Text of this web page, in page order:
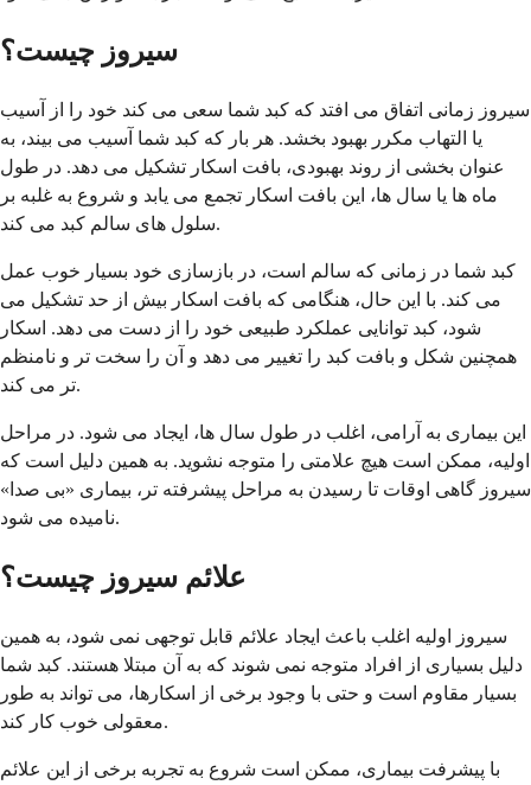
سیروز چیست؟
سیروز زمانی اتفاق می افتد که کبد شما سعی می کند خود را از آسیب
یا التهاب مکرر بهبود بخشد. هر بار که کبد شما آسیب می بیند، به
عنوان بخشی از روند بهبودی، بافت اسکار تشکیل می دهد. در طول
ماه ها یا سال ها، این بافت اسکار تجمع می یابد و شروع به غلبه بر
سلول های سالم کبد می کند.
کبد شما در زمانی که سالم است، در بازسازی خود بسیار خوب عمل
می کند. با این حال، هنگامی که بافت اسکار بیش از حد تشکیل می
شود، کبد توانایی عملکرد طبیعی خود را از دست می دهد. اسکار
همچنین شکل و بافت کبد را تغییر می دهد و آن را سخت تر و نامنظم
تر می کند.
این بیماری به آرامی، اغلب در طول سال ها، ایجاد می شود. در مراحل
اولیه، ممکن است هیچ علامتی را متوجه نشوید. به همین دلیل است که
سیروز گاهی اوقات تا رسیدن به مراحل پیشرفته تر، بیماری «بی صدا»
نامیده می شود.
علائم سیروز چیست؟
سیروز اولیه اغلب باعث ایجاد علائم قابل توجهی نمی شود، به همین
دلیل بسیاری از افراد متوجه نمی شوند که به آن مبتلا هستند. کبد شما
بسیار مقاوم است و حتی با وجود برخی از اسکارها، می تواند به طور
معقولی خوب کار کند.
با پیشرفت بیماری، ممکن است شروع به تجربه برخی از این علائم